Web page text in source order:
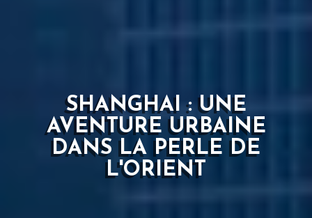
SHANGHAI : UNE
AVENTURE URBAINE
DANS LA PERLE DE
L'ORIENT